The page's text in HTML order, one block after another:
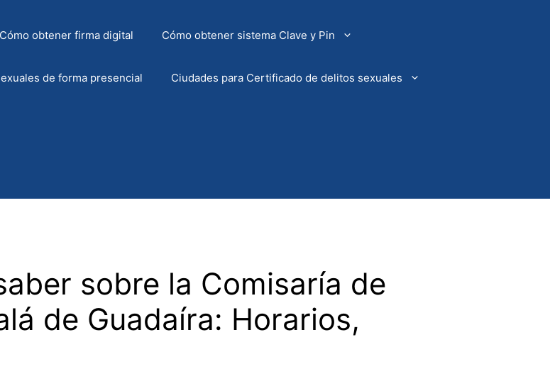
Cómo obtener firma digital Cómo obtener sistema Clave y Pin
de forma presencial Ciudades para Certificado de delitos sexuales
sobre la Comisaría de
de Guadaíra: Horarios,